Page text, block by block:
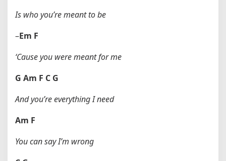
Is who you’re meant to be
–Em F
‘Cause you were meant for me
G Am F C G
And you’re everything I need
Am F
You can say I’m wrong